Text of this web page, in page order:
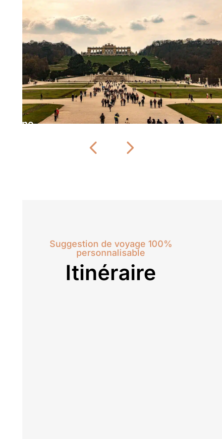
Vienne
Suggestion de voyage 100%
personnalisable
Itinéraire